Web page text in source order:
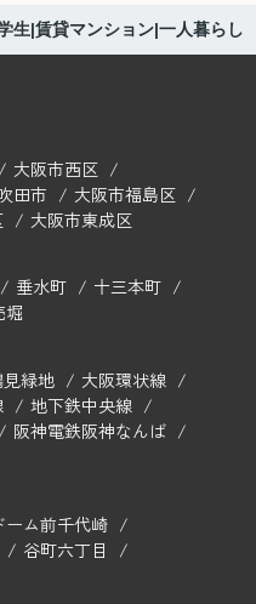
生|賃貸マンション|一人暮らし
大阪市西区
田市
大阪市福島区
大阪市東成区
垂水町
十三本町
堀
緑地
大阪環状線
地下鉄中央線
阪神電鉄阪神なんば
ーム前千代崎
谷町六丁目